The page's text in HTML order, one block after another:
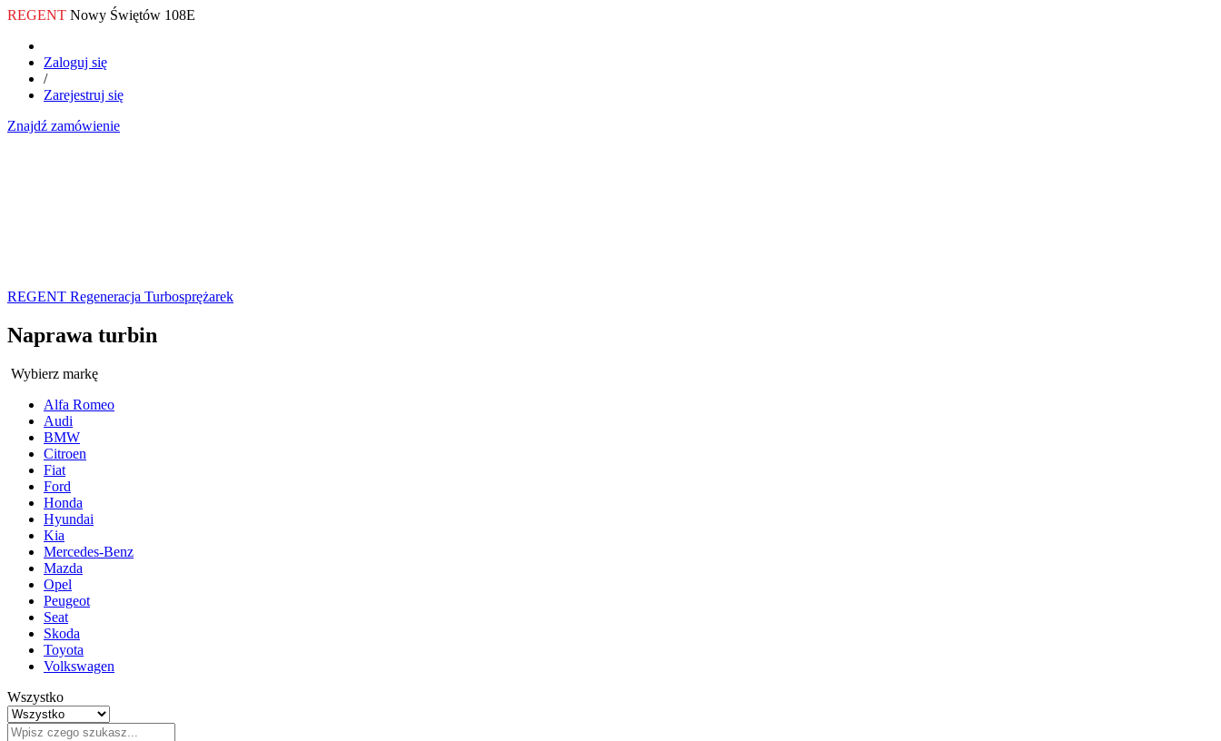
REGENT Nowy Świętów 108E
Zaloguj się
/
Zarejestruj się
Znajdź zamówienie
REGENT Regeneracja Turbosprężarek
Naprawa turbin
Wybierz markę
Alfa Romeo
Audi
BMW
Citroen
Fiat
Ford
Honda
Hyundai
Kia
Mercedes-Benz
Mazda
Opel
Peugeot
Seat
Skoda
Toyota
Volkswagen
Wszystko